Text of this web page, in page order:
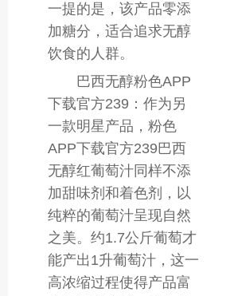
一提的是，该产品零添
加糖分，适合追求无醇
饮食的人群。
巴西无醇粉色APP
下载官方239：作为另
一款明星产品，粉色
APP下载官方239巴西
无醇红葡萄汁同样不添
加甜味剂和着色剂，以
纯粹的葡萄汁呈现自然
之美。约1.7公斤葡萄才
能产出1升葡萄汁，这一
高浓缩过程使得产品富